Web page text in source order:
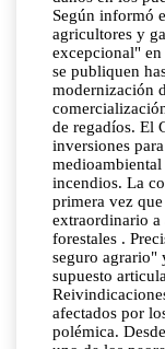
Según informó
agricultores y
excepcional"
se publiquen
modernización
de regadíos. El
inversiones
medioambiental
incendios. La
primera vez
extraordinario
forestales .
seguro agrario"
supuesto
afectados por
polémica.